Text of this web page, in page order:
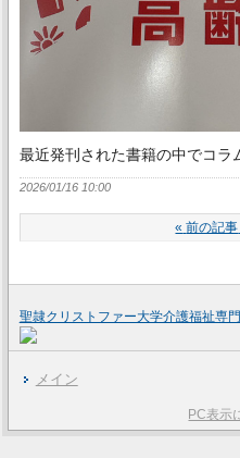
最近発刊された書籍の中でコラ
2026/01/16 10:00
« 前の記事
聖隷クリストファー大学介護福祉専
メイン
PC表示